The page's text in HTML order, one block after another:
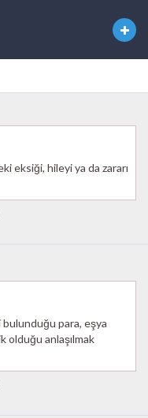
eksiği, hileyi ya da zararı
bulunduğu para, eşya
olduğu anlaşılmak